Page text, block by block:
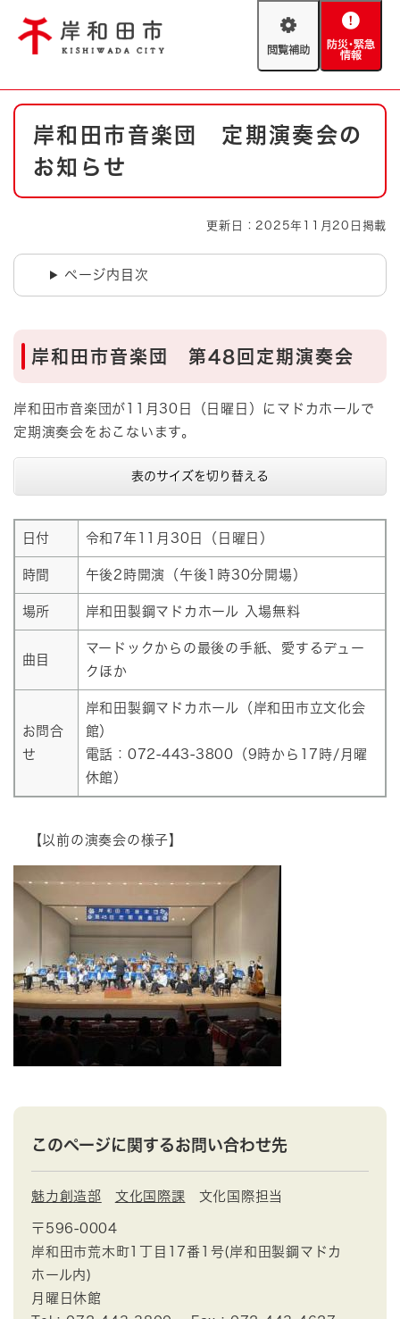
閲
助
防
緊
情
やさしい日本語
防災・緊急情報 救急・消防
ハザードマップ
本
岸和田市音楽団 定期演奏会の
お知らせ
更新日：2025年11月20日掲載
ページ内目次
岸和田市音楽団 第48回定期演奏会
岸和田市音楽団が11月30日（日曜日）にマドカホールで
定期演奏会をおこないます。
表のサイズを切り替える
日付 令和7年11月30日（日曜日）
時間 午後2時開演（午後1時30分開場）
場所 岸和田製鋼マドカホール 入場無料
曲目
マードックからの最後の手紙、愛するデュー
クほか
お問合
せ
岸和田製鋼マドカホール（岸和田市立文化会
館）
電話：072-443-3800（9時から17時/月曜
休館）
【以前の演奏会の様子】
このページに関するお問い合わせ先
魅力創造部 文化国際課 文化国際担当
〒596-0004
岸和田市荒木町1丁目17番1号(岸和田製鋼マドカ
ホール内)
月曜日休館